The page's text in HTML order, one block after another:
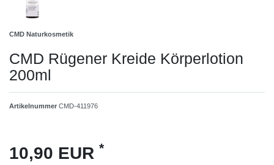
CMD Naturkosmetik
CMD Rügener Kreide Körperlotion
200ml
Artikelnummer CMD-411976
10,90 EUR *